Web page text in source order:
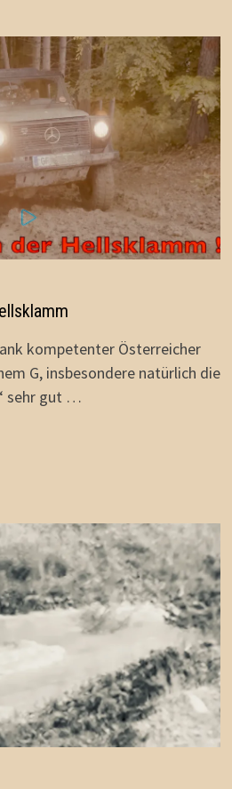
kompetenter Österreicher
G, insbesondere natürlich die
sehr gut …